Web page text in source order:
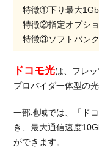
特徴①下り最大
特徴②指定オプシ
特徴③ソフトバンク
ドコモ光は、フレ
プロバイダ一体型の
一部地域では、「ド
き、最大通信速度
ができます。